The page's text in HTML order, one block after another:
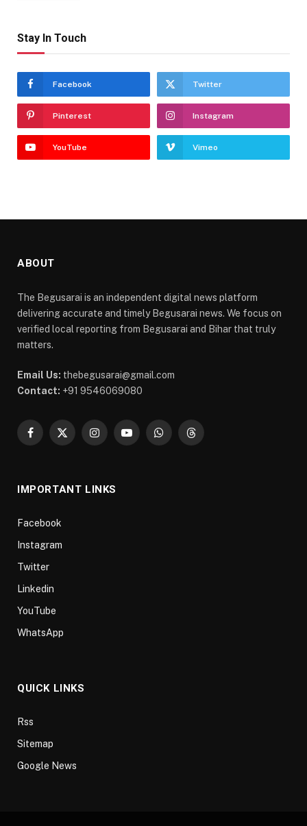
Stay In Touch
Facebook Twitter
Pinterest Instagram
YouTube Vimeo
ABOUT
The Begusarai is an independent digital news platform
delivering accurate and timely Begusarai news. We focus on
verified local reporting from Begusarai and Bihar that truly
matters.
Email Us: thebegusarai@gmail.com
Contact: +91 9546069080
Facebook
X
InstagramYouTubeWhatsAppThreads
IMPORTANT LINKS
Facebook
Instagram
Twitter
Linkedin
YouTube
WhatsApp
QUICK LINKS
Rss
Sitemap
Google News